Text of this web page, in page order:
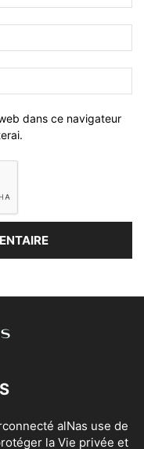
dans ce navigateur
alNas use de
la Vie privée et